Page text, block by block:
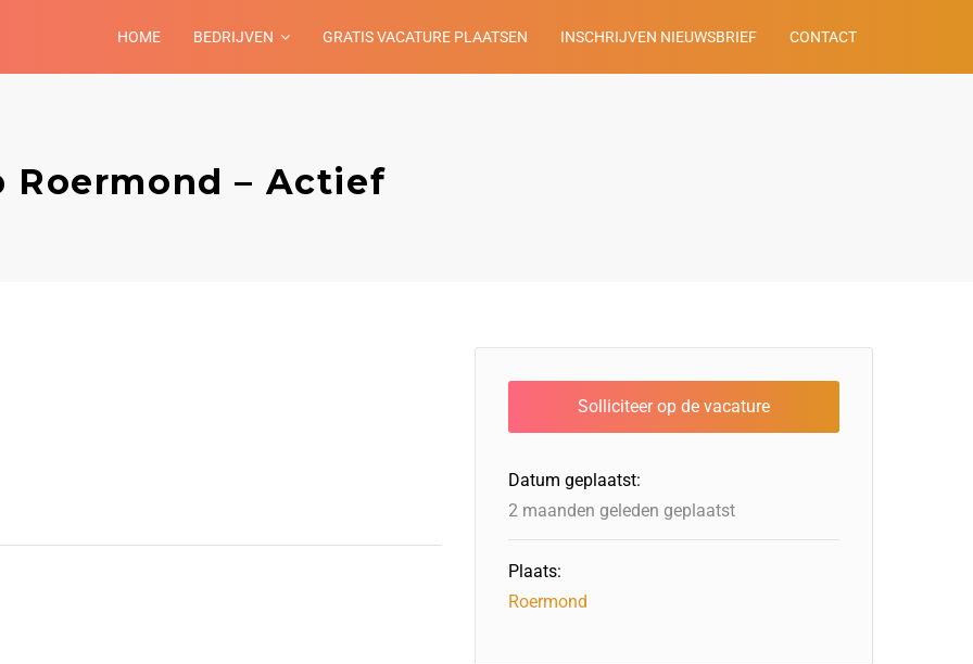
HOME BEDRIJVEN GRATIS VACATURE PLAATSEN INSCHRIJVEN NIEUWSBRIEF CONTACT
– Actief
Datum geplaatst:
2 maanden geleden geplaatst
Plaats:
Roermond